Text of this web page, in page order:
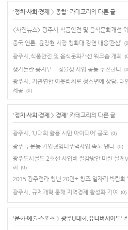
'정치·사회·경제 > 종합' 카테고리의 다른 글
<사진뉴스> 광주시,식품안전 및 음식문화개선
중국 언론, 윤장현 시장 칭화대 강연 내용‘관심’
광주시,식품안전 및 음식문화개선 워크숍 개최
생가논란 종지부… 정율성 사업 공동 추진한다
광주시, 기관연합 아웃리치로 청소년에 상담․대
제공 (0)
'정치·사회·경제 > 경제' 카테고리의 다른 글
광주시, ‘U대회 활용 시민 아이디어’ 공모 (0)
광주 누문동 기업형임대주택사업 속도 낸다 (0)
광주도시철도 2호선 사업비 절감방안 마련 설계
최
(0)
2015 광주전라 청년 20만+ 창조 일자리 박람회 ‘
광주시, 규제개혁 통해 지역경제 활성화 기여 (0)
'문화·예술·스포츠 > 광주U대회.유니버시아드'